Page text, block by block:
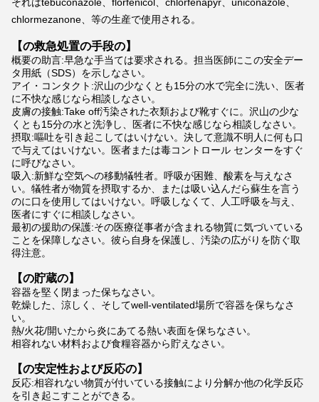
chlormezanone、等の生産で使用される。
【の救急処置の手段の】
概要の助言:早急な手当ては要求される。担当医師にこの安全デー
タ用紙（SDS）を示しなさい。
アイ・コンタクト:沢山の少なくとも15分の水で完全に洗い、医者
に不快な感じなら相談しなさい。
皮膚の接触:Take off汚染された衣類および靴すぐに。沢山の少な
くとも15分の水と洗浄し、医者に不快な感じなら相談しなさい。
摂取:嘔吐を引き起こしてはいけない。決して意識不明人に何も口
で与えてはいけない。医者または毒コントロール センターをすぐ
に呼びなさい。
吸入:新鮮な空気への移動犠牲者。呼吸が困難、酸素を与えなさ
い。犠牲者が物質を摂取するか、または吸い込んだら蘇生を言う
のに口を使用してはいけない。呼吸しなくて、人工呼吸を与え、
医者にすぐに相談しなさい。
最初の援助の保護:その医療従事者が含まれる物質に気づいている
ことを保障しなさい。彼ら自身を保護し、汚染の広がりを防ぐ取
得注意。
【の貯蔵の】
容器を堅く閉まった保ちなさい。
乾燥した、涼しく、そしてwell-ventilated場所で容器を保ちなさ
い。
熱/火花/開いたから炎にあてる熱い表面を保ちなさい。
相容れない材料および食糧容器から貯えなさい。
【の安定性および反応の】
反応:相容れない物質が付いている接触により分解か他の化学反応
を引き起こすことができる。